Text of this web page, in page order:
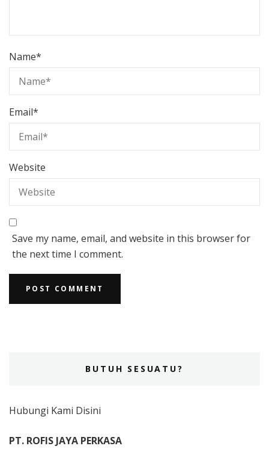
Name*
Email*
Website
Save my name, email, and website in this browser for
the next time I comment.
BUTUH SESUATU?
Hubungi Kami Disini
PT. ROFIS JAYA PERKASA